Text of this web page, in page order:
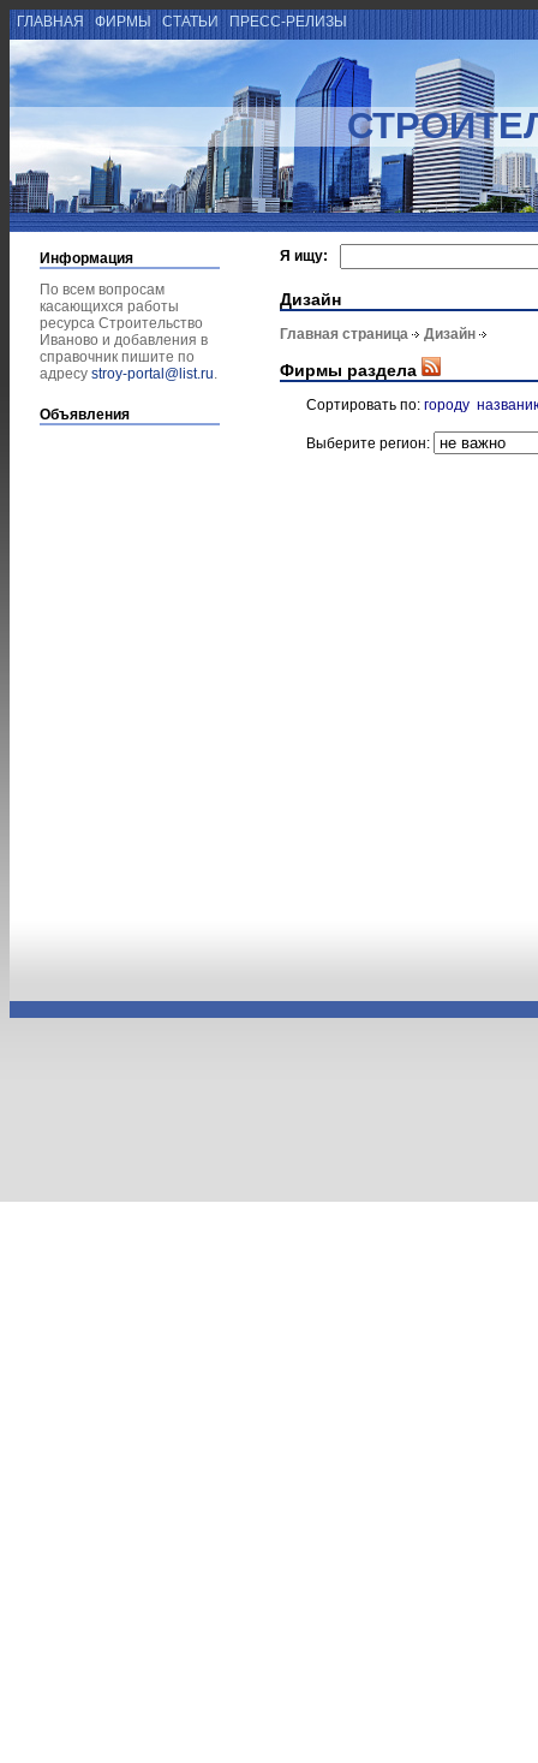
ГЛАВНАЯ ФИРМЫ СТАТЬИ ПРЕСС-РЕЛИЗЫ
Информация
По всем вопросам
касающихся работы
ресурса Строительство
Иваново и добавления в
справочник пишите по
адресу stroy-portal@list.ru.
Объявления
Я ищу:
Дизайн
Главная страница Дизайн
Фирмы раздела
Сортировать по: городу
Выберите регион: